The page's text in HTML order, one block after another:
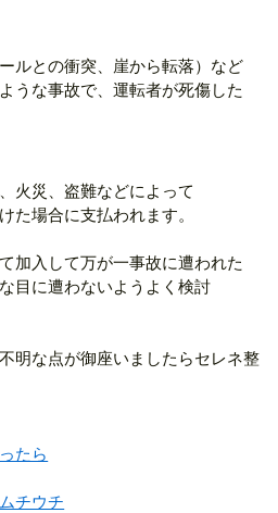
ルとの衝突、崖から転落）など
うな事故で、運転者が死傷した
火災、盗難などによって
た場合に支払われます。
加入して万が一事故に遭われた
目に遭わないようよく検討
明な点が御座いましたらセレネ整
たら
チウチ